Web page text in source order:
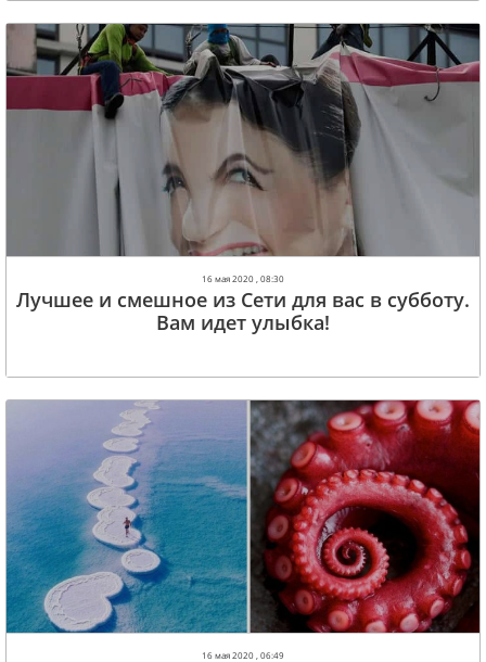
16 мая 2020 , 08:30
Лучшее и смешное из Сети для вас в субботу.
Вам идет улыбка!
16 мая 2020 , 06:49